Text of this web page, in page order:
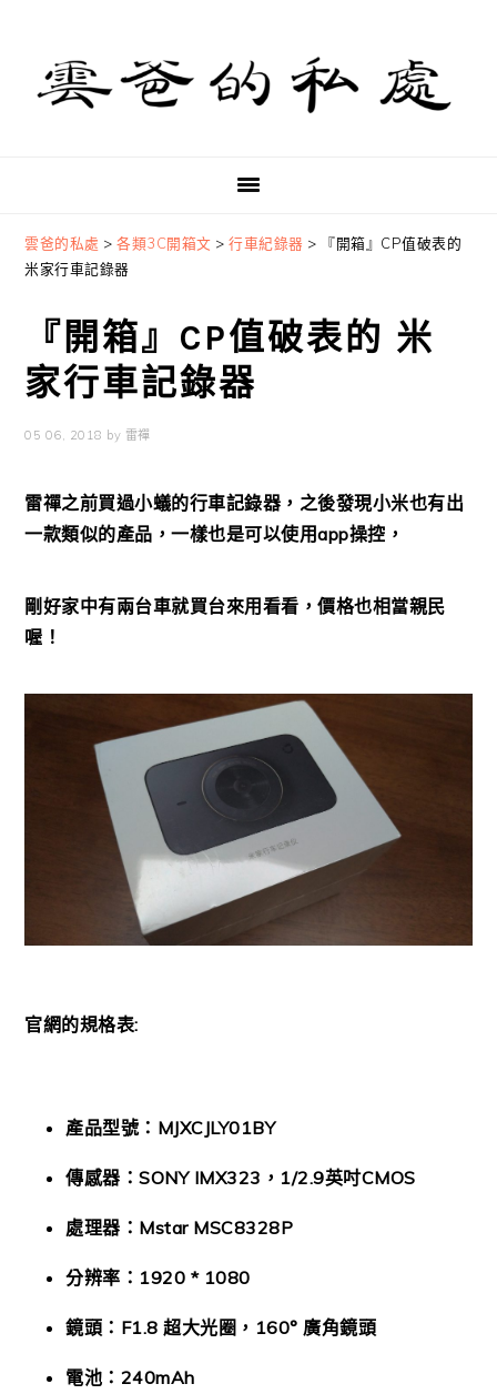
primary
navigation
content
primary
sidebar
雲爸的私處 >各類3C開箱文 >行車紀錄器 >
『開箱』CP值破表的
米家行車記錄器
『開箱』CP值破表的 米
家行車記錄器
05 06, 2018 by 雷禪
雷禪之前買過小蟻的行車記錄器，之後發現小米也有出
一款類似的產品，一樣也是可以使用app操控，
剛好家中有兩台車就買台來用看看，價格也相當親民
喔！
官網的規格表:
產品型號：MJXCJLY01BY
傳感器：SONY IMX323，1/2.9英吋CMOS
處理器：Mstar MSC8328P
分辨率：1920 * 1080
鏡頭：F1.8 超大光圈，160° 廣角鏡頭
電池：240mAh